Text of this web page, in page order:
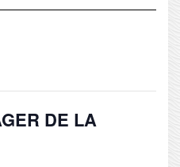
Navigation
DE LA